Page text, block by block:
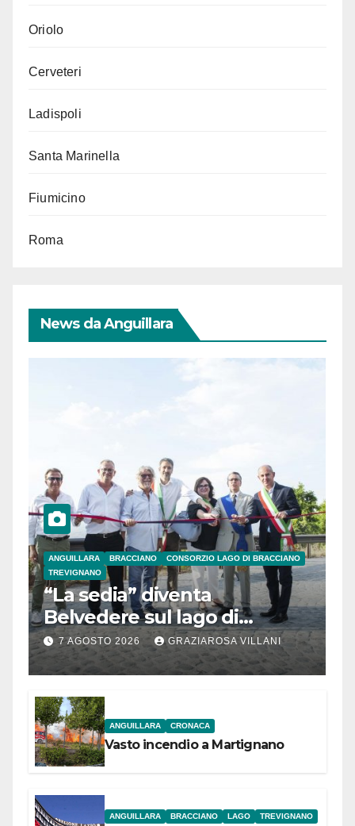
Oriolo
Cerveteri
Ladispoli
Santa Marinella
Fiumicino
Roma
News da Anguillara
ANGUILLARA BRACCIANO
CONSORZIO LAGO DI BRACCIANO
TREVIGNANO
“La sedia” diventa
Belvedere sul lago di
Bracciano: ieri
l’inaugurazione
7 AGOSTO 2026 GRAZIAROSA VILLANI
ANGUILLARA CRONACA
Vasto incendio a Martignano
ANGUILLARA BRACCIANO LAGO TREVIGNANO